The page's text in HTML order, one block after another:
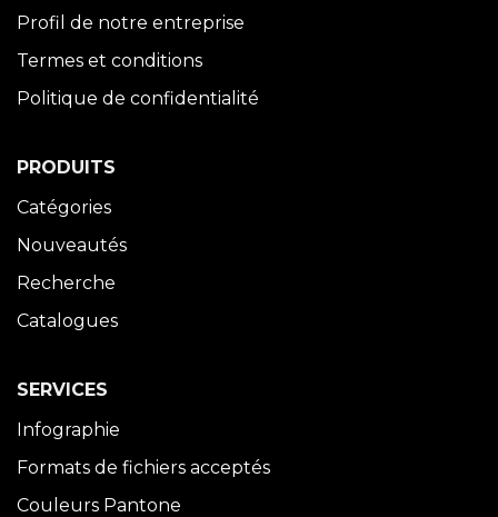
Profil de notre entreprise
Termes et conditions
Politique de confidentialité
PRODUITS
Catégories
Nouveautés
Recherche
Catalogues
SERVICES
Infographie
Formats de fichiers acceptés
Couleurs Pantone